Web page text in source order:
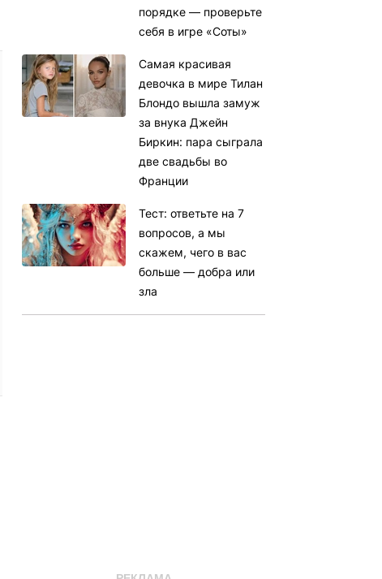
порядке — проверьте
себя в игре «Соты»
Самая красивая
девочка в мире Тилан
Блондо вышла замуж
за внука Джейн
Биркин: пара сыграла
две свадьбы во
Франции
Тест: ответьте на 7
вопросов, а мы
скажем, чего в вас
больше — добра или
зла